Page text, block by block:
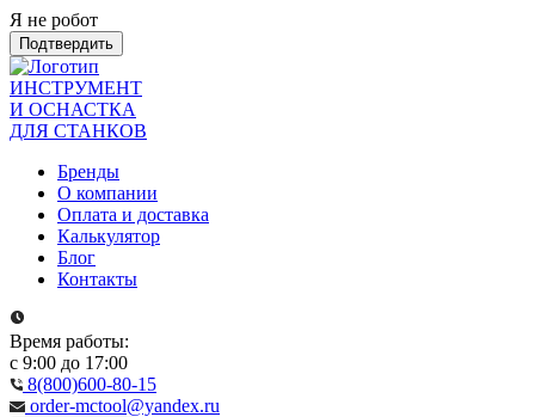
Я не робот
Подтвердить
ИНСТРУМЕНТ
И ОСНАСТКА
ДЛЯ СТАНКОВ
Бренды
О компании
Оплата и доставка
Калькулятор
Блог
Контакты
Время работы:
с 9:00 до 17:00
8(800)600-80-15
order-mctool@yandex.ru